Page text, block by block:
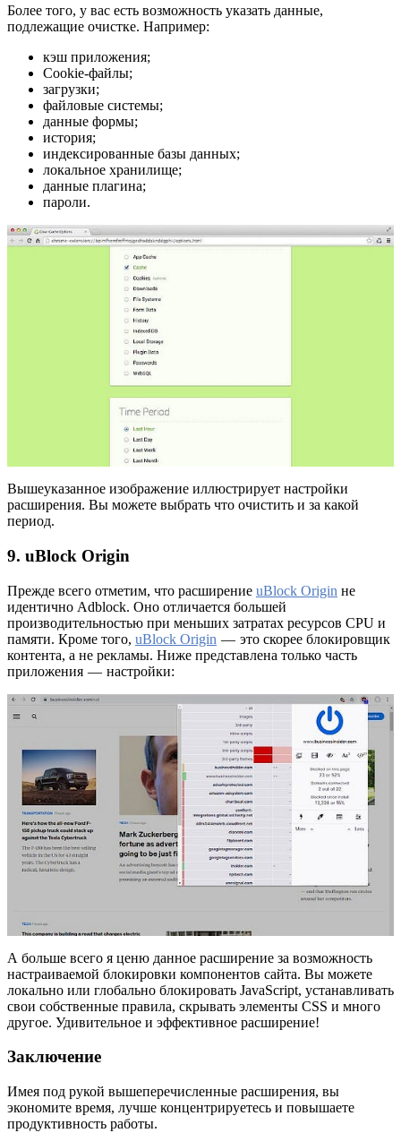
Более того, у вас есть возможность указать данные,
подлежащие очистке. Например:
кэш приложения;
Cookie-файлы;
загрузки;
файловые системы;
данные формы;
история;
индексированные базы данных;
локальное хранилище;
данные плагина;
пароли.
Вышеуказанное изображение иллюстрирует настройки
расширения. Вы можете выбрать что очистить и за какой
период.
9. uBlock Origin
Прежде всего отметим, что расширение uBlock Origin не
идентично Adblock. Оно отличается большей
производительностью при меньших затратах ресурсов CPU и
памяти. Кроме того, uBlock Origin — это скорее блокировщик
контента, а не рекламы. Ниже представлена только часть
приложения — настройки:
А больше всего я ценю данное расширение за возможность
настраиваемой блокировки компонентов сайта. Вы можете
локально или глобально блокировать JavaScript, устанавливать
свои собственные правила, скрывать элементы CSS и много
другое. Удивительное и эффективное расширение!
Заключение
Имея под рукой вышеперечисленные расширения, вы
экономите время, лучше концентрируетесь и повышаете
продуктивность работы.